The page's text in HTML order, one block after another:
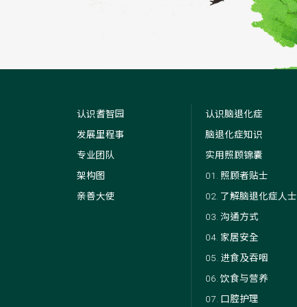
认识耆智园
发展里程事
专业团队
架构图
亲善大使
认识脑退化症
脑退化症知识
实用照顾锦囊
01. 照顾者贴士
02. 了解脑退化症人士
03. 沟通方式
04. 家居安全
05. 进食及吞咽
06. 饮食与营养
07. 口腔护理